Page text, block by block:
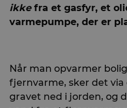
ikkefra et gasfyr, et
varmepumpe, der er
Når man opvarmer
fjernvarme, sker det via
gravet ned i jorden, og